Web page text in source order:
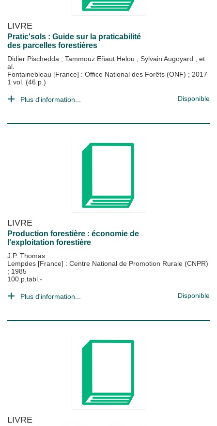
LIVRE
Pratic'sols : Guide sur la praticabilité
des parcelles forestières
Didier Pischedda ; Tammouz Eñaut Helou ; Sylvain Augoyard ; et
al.
Fontainebleau [France] : Office National des Forêts (ONF) ; 2017
1 vol. (46 p.)
Plus d'information... Disponible
LIVRE
Production forestière : économie de
l'exploitation forestière
J.P. Thomas
Lempdes [France] : Centre National de Promotion Rurale (CNPR)
; 1985
100 p.tabl.-
Plus d'information... Disponible
LIVRE